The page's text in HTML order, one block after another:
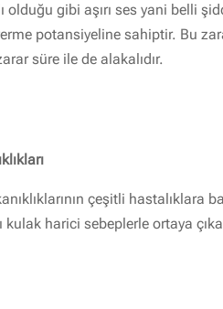
olduğu gibi aşırı ses yani belli
potansiyeline sahiptir. Bu
süre ile de alakalıdır.
çeşitli hastalıklara
kulak harici sebeplerle ortaya